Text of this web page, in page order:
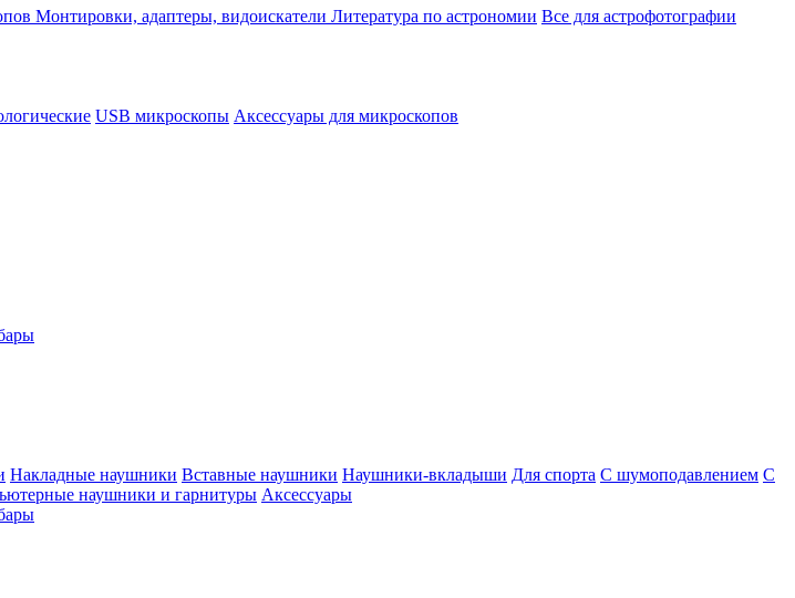
Монтировки, адаптеры, видоискатели Литература по астрономии Все для астрофотографии
USB микроскопы Аксессуары для микроскопов
Накладные наушники Вставные наушники Наушники-вкладыши Для спорта С шумоподавлением С
наушники и гарнитуры Аксессуары